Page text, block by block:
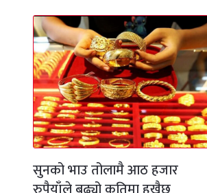
सुनको भाउ तोलामै आठ हजार